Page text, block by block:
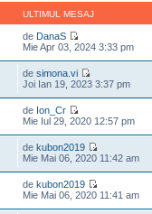
ULTIMUL MESAJ
de DanaS
Mie Apr 03, 2024 3:33 pm
desimona.vi
Joi Ian 19, 2023 3:37 pm
de Ion_Cr
Mie Iul 29, 2020 12:57 pm
dekubon2019
Mie Mai 06, 2020 11:42 am
dekubon2019
Mie Mai 06, 2020 11:41 am